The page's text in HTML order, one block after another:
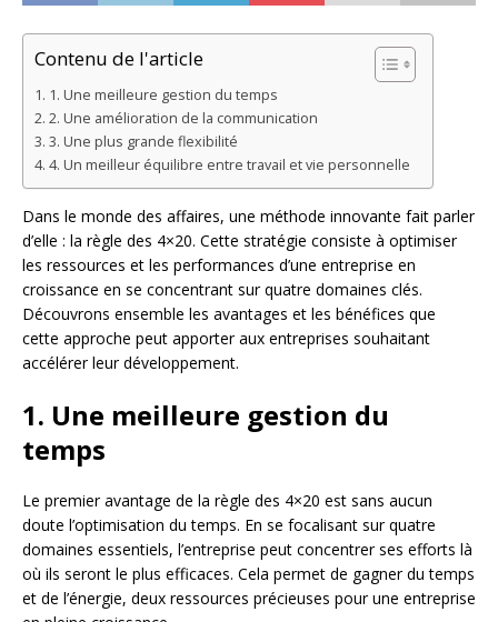
Contenu de l'article
1. Une meilleure gestion du temps
2. Une amélioration de la communication
3. Une plus grande flexibilité
4. Un meilleur équilibre entre travail et vie personnelle
Dans le monde des affaires, une méthode innovante fait parler
d’elle : la règle des 4×20. Cette stratégie consiste à optimiser
les ressources et les performances d’une entreprise en
croissance en se concentrant sur quatre domaines clés.
Découvrons ensemble les avantages et les bénéfices que
cette approche peut apporter aux entreprises souhaitant
accélérer leur développement.
1. Une meilleure gestion du
temps
Le premier avantage de la règle des 4×20 est sans aucun
doute l’optimisation du temps. En se focalisant sur quatre
domaines essentiels, l’entreprise peut concentrer ses efforts là
où ils seront le plus efficaces. Cela permet de gagner du temps
et de l’énergie, deux ressources précieuses pour une entreprise